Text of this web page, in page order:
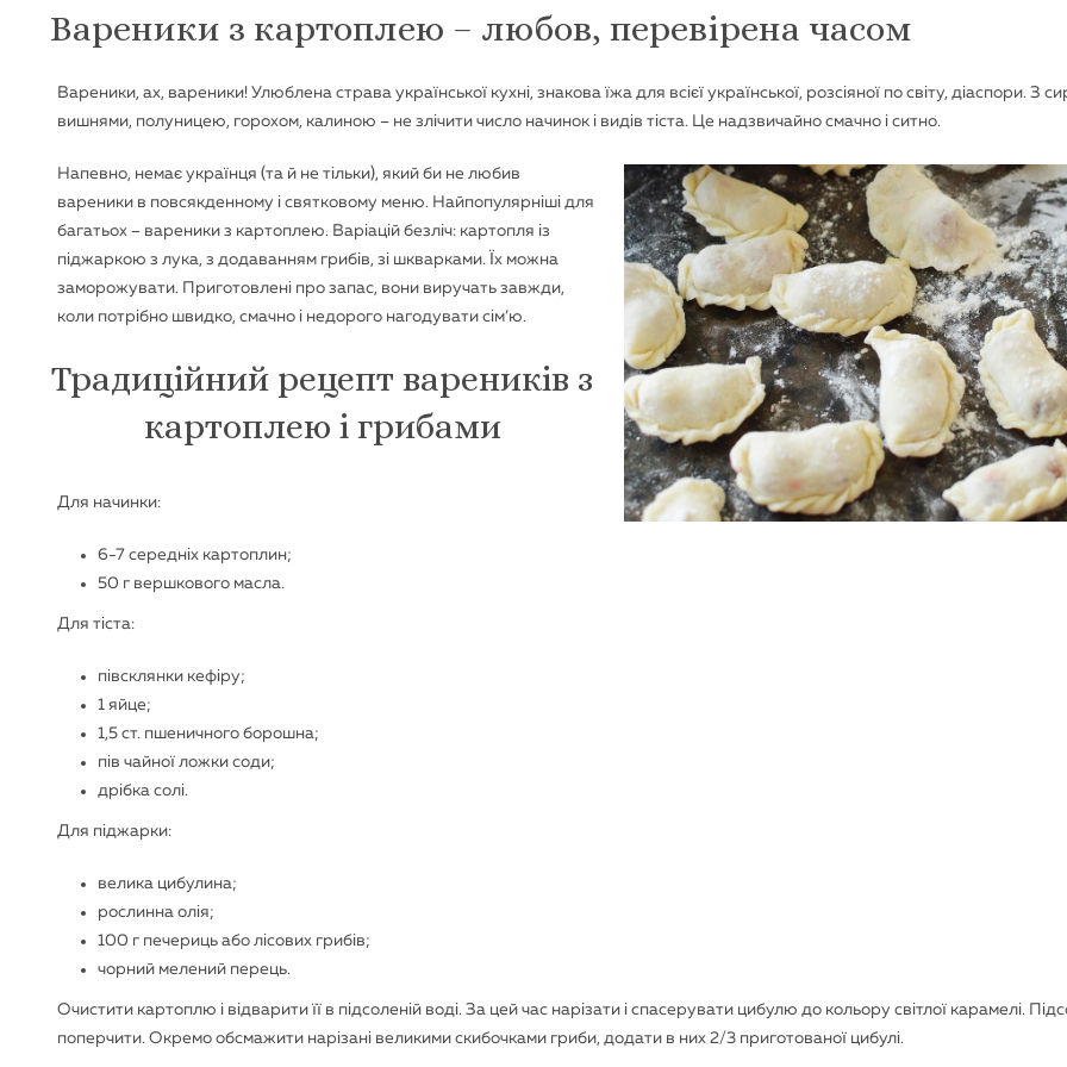
Вареники з картоплею – любов, перевірена часом
Вареники, ах, вареники! Улюблена страва української кухні, знакова їжа для всієї української, розсіяної по світу, діаспори. З
вишнями, полуницею, горохом, калиною – не злічити число начинок і видів тіста. Це надзвичайно смачно і ситно.
Напевно, немає українця (та й не тільки), який би не любив
вареники в повсякденному і святковому меню. Найпопулярніші для
багатьох – вареники з картоплею. Варіацій безліч: картопля із
піджаркою з лука, з додаванням грибів, зі шкварками. Їх можна
заморожувати. Приготовлені про запас, вони виручать завжди,
коли потрібно швидко, смачно і недорого нагодувати сім’ю.
Традиційний рецепт вареників з
картоплею і грибами
Для начинки:
6-7 середніх картоплин;
50 г вершкового масла.
Для тіста:
півсклянки кефіру;
1 яйце;
1,5 ст. пшеничного борошна;
пів чайної ложки соди;
дрібка солі.
Для піджарки:
велика цибулина;
рослинна олія;
100 г печериць або лісових грибів;
чорний мелений перець.
Очистити картоплю і відварити її в підсоленій воді. За цей час нарізати і спасерувати цибулю до кольору світлої карамелі.
поперчити. Окремо обсмажити нарізані великими скибочками гриби, додати в них 2/3 приготованої цибулі.